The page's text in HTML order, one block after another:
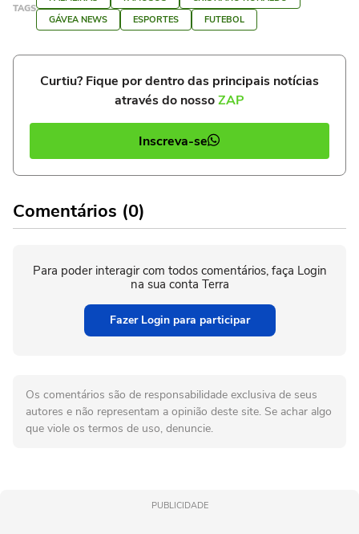
TAGS
GÁVEA NEWS
ESPORTES FUTEBOL
Curtiu? Fique por dentro das principais notícias
através do nossoZAP
Inscreva-se
Comentários (0)
Para poder interagir com todos comentários, faça Login
na sua conta Terra
Fazer Login para participar
Os comentários são de responsabilidade exclusiva de seus
autores e não representam a opinião deste site. Se achar algo
que viole os termos de uso, denuncie.
PUBLICIDADE